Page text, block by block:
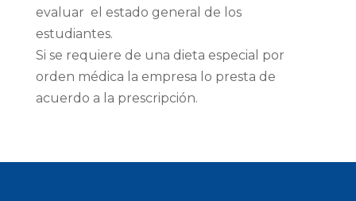
evaluar el estado general de los
estudiantes.
Si se requiere de una dieta especial por
orden médica la empresa lo presta de
acuerdo a la prescripción.